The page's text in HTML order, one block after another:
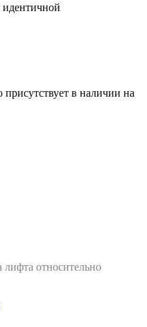
присутствует в наличии на
лифта относительно